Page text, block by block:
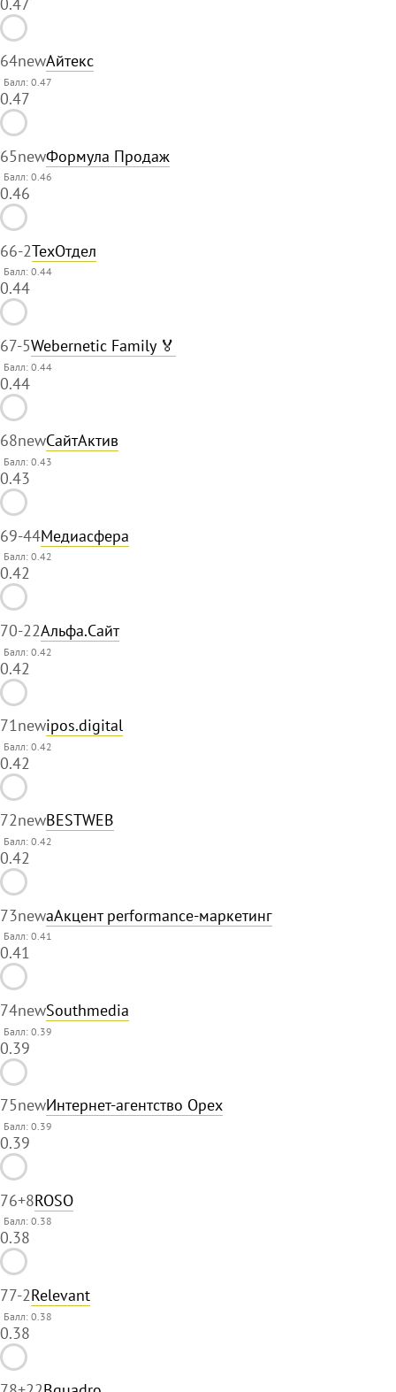
64newАйтекс
Балл: 0.47
0.47
65newФормула Продаж
Балл: 0.46
0.46
66-2ТехОтдел
Балл: 0.44
0.44
67-5Webernetic Family 🏅
Балл: 0.44
0.44
68newСайтАктив
Балл: 0.43
0.43
69-44Медиасфера
Балл: 0.42
0.42
70-22Альфа.Сайт
Балл: 0.42
0.42
71newipos.digital
Балл: 0.42
0.42
72newBESTWEB
Балл: 0.42
0.42
73newаАкцент performance-маркетинг
Балл: 0.41
0.41
74newSouthmedia
Балл: 0.39
0.39
75newИнтернет-агентство Орех
Балл: 0.39
0.39
76+8ROSO
Балл: 0.38
0.38
77-2Relevant
Балл: 0.38
0.38